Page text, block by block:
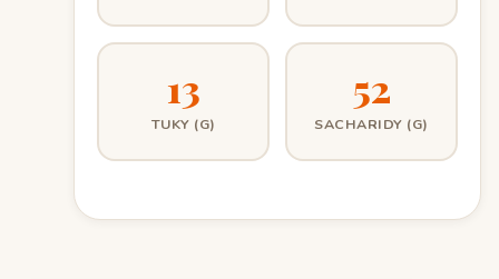
13
TUKY (G)
52
SACHARIDY (G)